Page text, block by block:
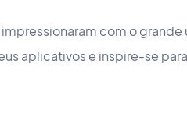
com o
aplicativos e inspire-se